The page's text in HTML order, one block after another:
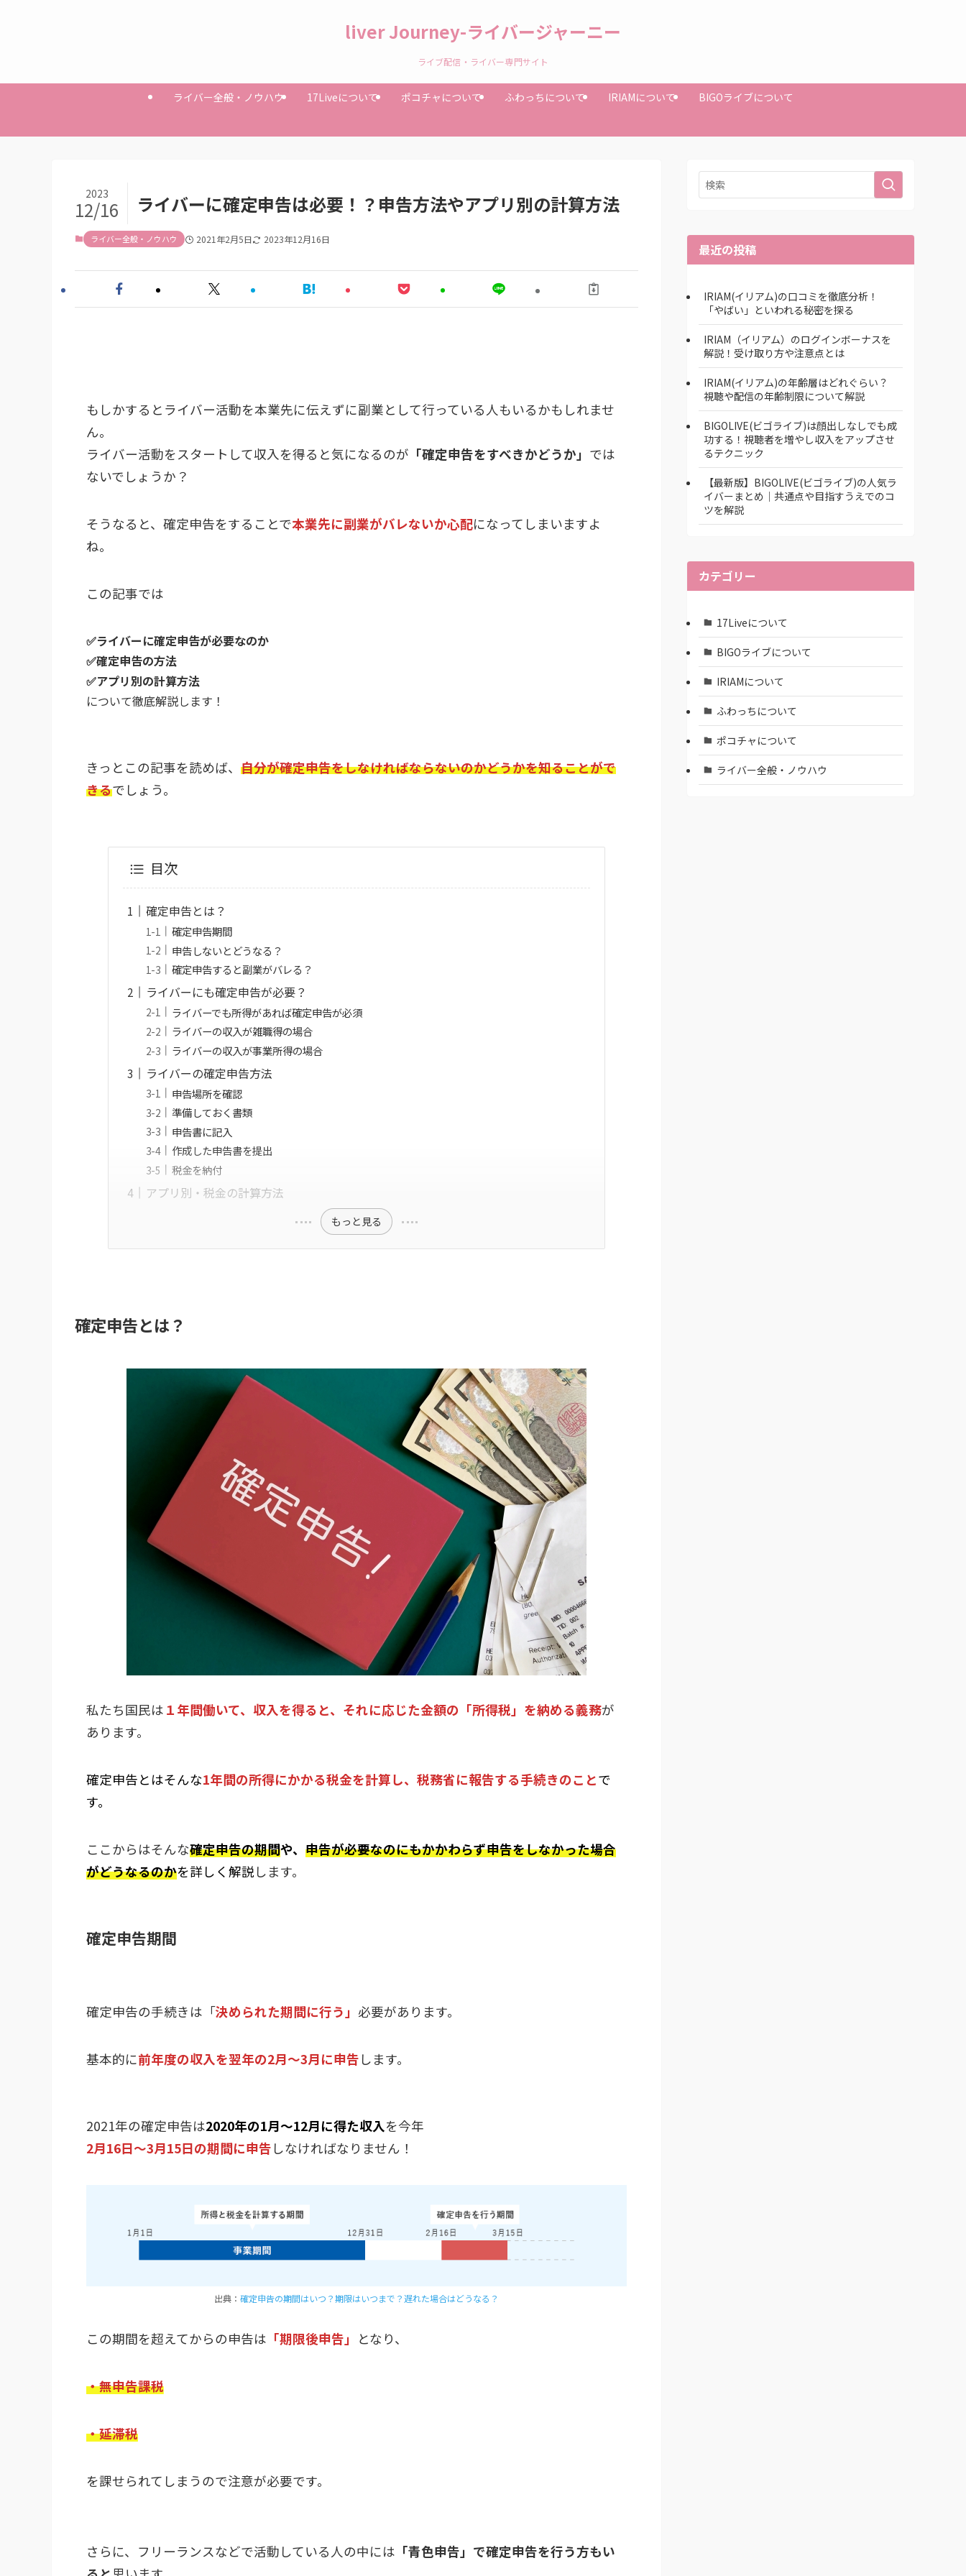
liver Journey-ライバージャーニー
ライブ配信・ライバー専門サイト
ライバー全般・ノウハウ 17Liveについて ポコチャについて ふわっちについて IRIAMについて BIGOライブについて
ライバーに確定申告は必要！？申告方法やアプリ別の計算方法
2023
12/16
ライバー全般・ノウハウ 2021年2月5日 2023年12月16日
もしかするとライバー活動を本業先に伝えずに副業として行っている人もいるかもしれませ
ん。
ライバー活動をスタートして収入を得ると気になるのが 「確定申告をすべきかどうか」 では
ないでしょうか？
そうなると、確定申告をすることで本業先に副業がバレないか心配になってしまいますよ
ね。
この記事では
✅ライバーに確定申告が必要なのか
✅確定申告の方法
✅アプリ別の計算方法
について徹底解説します！
きっとこの記事を読めば、 自分が確定申告をしなければならないのかどうかを知ることがで
きるでしょう。
目次
確定申告とは？
確定申告期間
申告しないとどうなる？
確定申告すると副業がバレる？
ライバーにも確定申告が必要？
ライバーでも所得があれば確定申告が必須
ライバーの収入が雑職得の場合
ライバーの収入が事業所得の場合
ライバーの確定申告方法
申告場所を確認
準備しておく書類
申告書に記入
作成した申告書を提出
税金を納付
アプリ別・税金の計算方法
もっと見る
確定申告とは？
私たち国民は １年間働いて、収入を得ると、それに応じた金額の「所得税」を納める義務が
あります。
確定申告とはそんな1年間の所得にかかる税金を計算し、税務省に報告する手続きのことで
す。
ここからはそんな確定申告の期間や、 申告が必要なのにもかかわらず申告をしなかった場合
がどうなるのかを詳しく解説 します。
確定申告期間
確定申告の手続きは「決められた期間に行う」 必要があります。
基本的に前年度の収入を翌年の2月～3月に申告 します。
2021年の確定申告は2020年の1月～12月に得た収入を今年
2月16日～3月15日の期間に申告 しなければなりません！
出典： 確定申告の期間はいつ？期限はいつまで？遅れた場合はどうなる？
この期間を超えてからの申告は 「期限後申告」 となり、
・無申告課税
・延滞税
を課せられてしまうので注意が必要です。
さらに、フリーランスなどで活動している人の中には 「青色申告」で確定申告を行う方もい
最近の投稿
IRIAM(イリアム)の口コミを徹底分析！
「やばい」といわれる秘密を探る
IRIAM（イリアム）のログインボーナスを
解説！受け取り方や注意点とは
IRIAM(イリアム)の年齢層はどれぐらい？
視聴や配信の年齢制限について解説
BIGOLIVE(ビゴライブ)は顔出しなしでも成
功する！視聴者を増やし収入をアップさせ
るテクニック
【最新版】BIGOLIVE(ビゴライブ)の人気ラ
イバーまとめ│共通点や目指すうえでのコ
ツを解説
カテゴリー
17Liveについて
BIGOライブについて
IRIAMについて
ふわっちについて
ポコチャについて
ライバー全般・ノウハウ